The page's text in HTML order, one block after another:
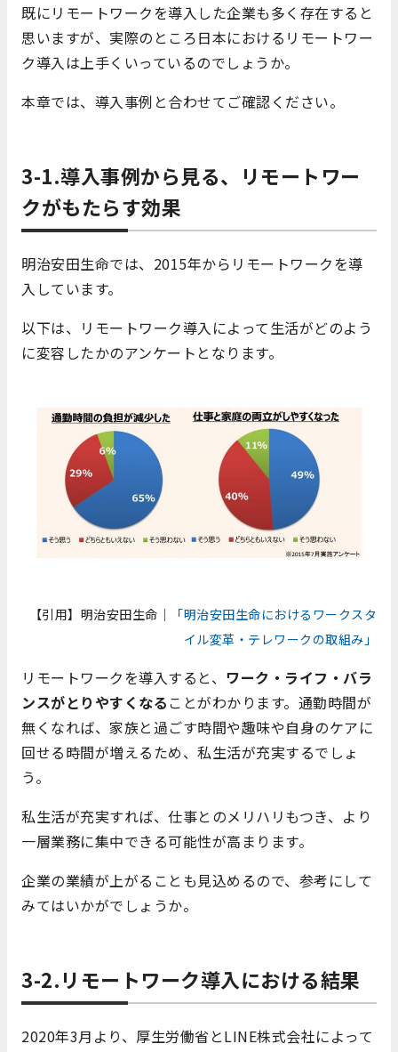
既にリモートワークを導入した企業も多く存在すると
思いますが、実際のところ日本におけるリモートワー
ク導入は上手くいっているのでしょうか。
本章では、導入事例と合わせてご確認ください。
3-1.導入事例から見る、リモートワー
クがもたらす効果
明治安田生命では、2015年からリモートワークを導
入しています。
以下は、リモートワーク導入によって生活がどのよう
に変容したかのアンケートとなります。
【引用】明治安田生命｜
「明治安田生命におけるワークスタ
イル変革・テレワークの取組み」
リモートワークを導入すると、 ワーク・ライフ・バラ
ンスがとりやすくなる ことがわかります。通勤時間が
無くなれば、家族と過ごす時間や趣味や自身のケアに
回せる時間が増えるため、私生活が充実するでしょ
う。
私生活が充実すれば、仕事とのメリハリもつき、より
一層業務に集中できる可能性が高まります。
企業の業績が上がることも見込めるので、参考にして
みてはいかがでしょうか。
3-2.リモートワーク導入における結果
2020年3月より、厚生労働省とLINE株式会社によって